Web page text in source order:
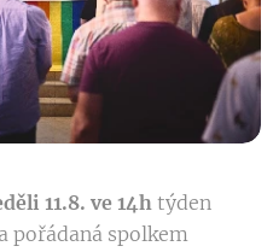
11.8. ve 14h týden
pořádaná spolkem